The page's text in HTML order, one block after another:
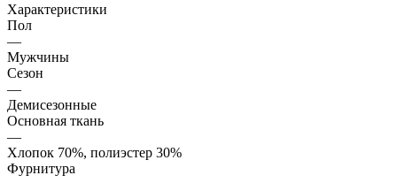
Характеристики
Пол
—
Мужчины
Сезон
—
Демисезонные
Основная ткань
—
Хлопок 70%, полиэстер 30%
Фурнитура